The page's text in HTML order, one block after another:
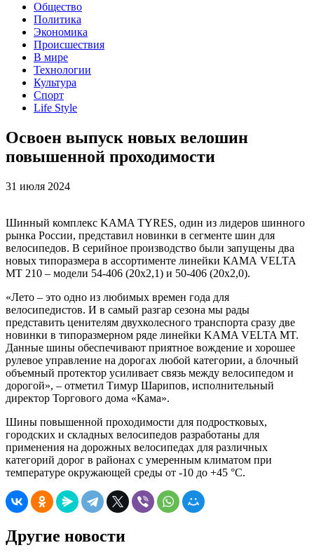
Общество
Политика
Экономика
Происшествия
В мире
Технологии
Культура
Спорт
Life Style
Освоен выпуск новых велошин
повышенной проходимости
31 июля 2024
Шинный комплекс KAMA TYRES, один из лидеров шинного
рынка России, представил новинки в сегменте шин для
велосипедов. В серийное производство были запущены два
новых типоразмера в ассортименте линейки КАМА VELTA
MT 210 – модели 54-406 (20х2,1) и 50-406 (20х2,0).
«Лето – это одно из любимых времен года для
велосипедистов. И в самый разгар сезона мы рады
представить ценителям двухколесного транспорта сразу две
новинки в типоразмерном ряде линейки KAMA VELTA MT.
Данные шины обеспечивают приятное вождение и хорошее
рулевое управление на дорогах любой категории, а блочный
объемный протектор усиливает связь между велосипедом и
дорогой», – отметил Тимур Шарипов, исполнительный
директор Торгового дома «Кама».
Шины повышенной проходимости для подростковых,
городских и складных велосипедов разработаны для
применения на дорожных велосипедах для различных
категорий дорог в районах с умеренным климатом при
температуре окружающей среды от -10 до +45 °C.
Другие новости